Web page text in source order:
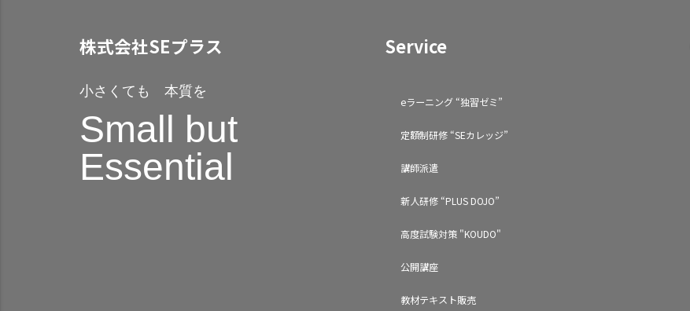
株式会社SEプラス
小さくても 本質を
Small but
Essential
Service
eラーニング “独習ゼミ”
定額制研修 “SEカレッジ”
講師派遣
新人研修 “PLUS DOJO”
高度試験対策 "KOUDO"
公開講座
教材テキスト販売